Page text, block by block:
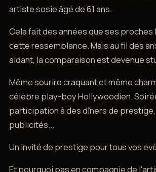
artiste sosie âgé de 61 ans.
Cela fait des années que ses proches
cette ressemblance. Mais au fil des
aidant, la comparaison est devenue
Même sourire craquant et même
célèbre play-boy Hollywoodien.
participation à des dîners de
publicités...
Un invité de prestige pour tous vos
Et pourquoi pas en compagnie de